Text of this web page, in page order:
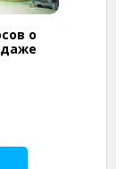
о
даже